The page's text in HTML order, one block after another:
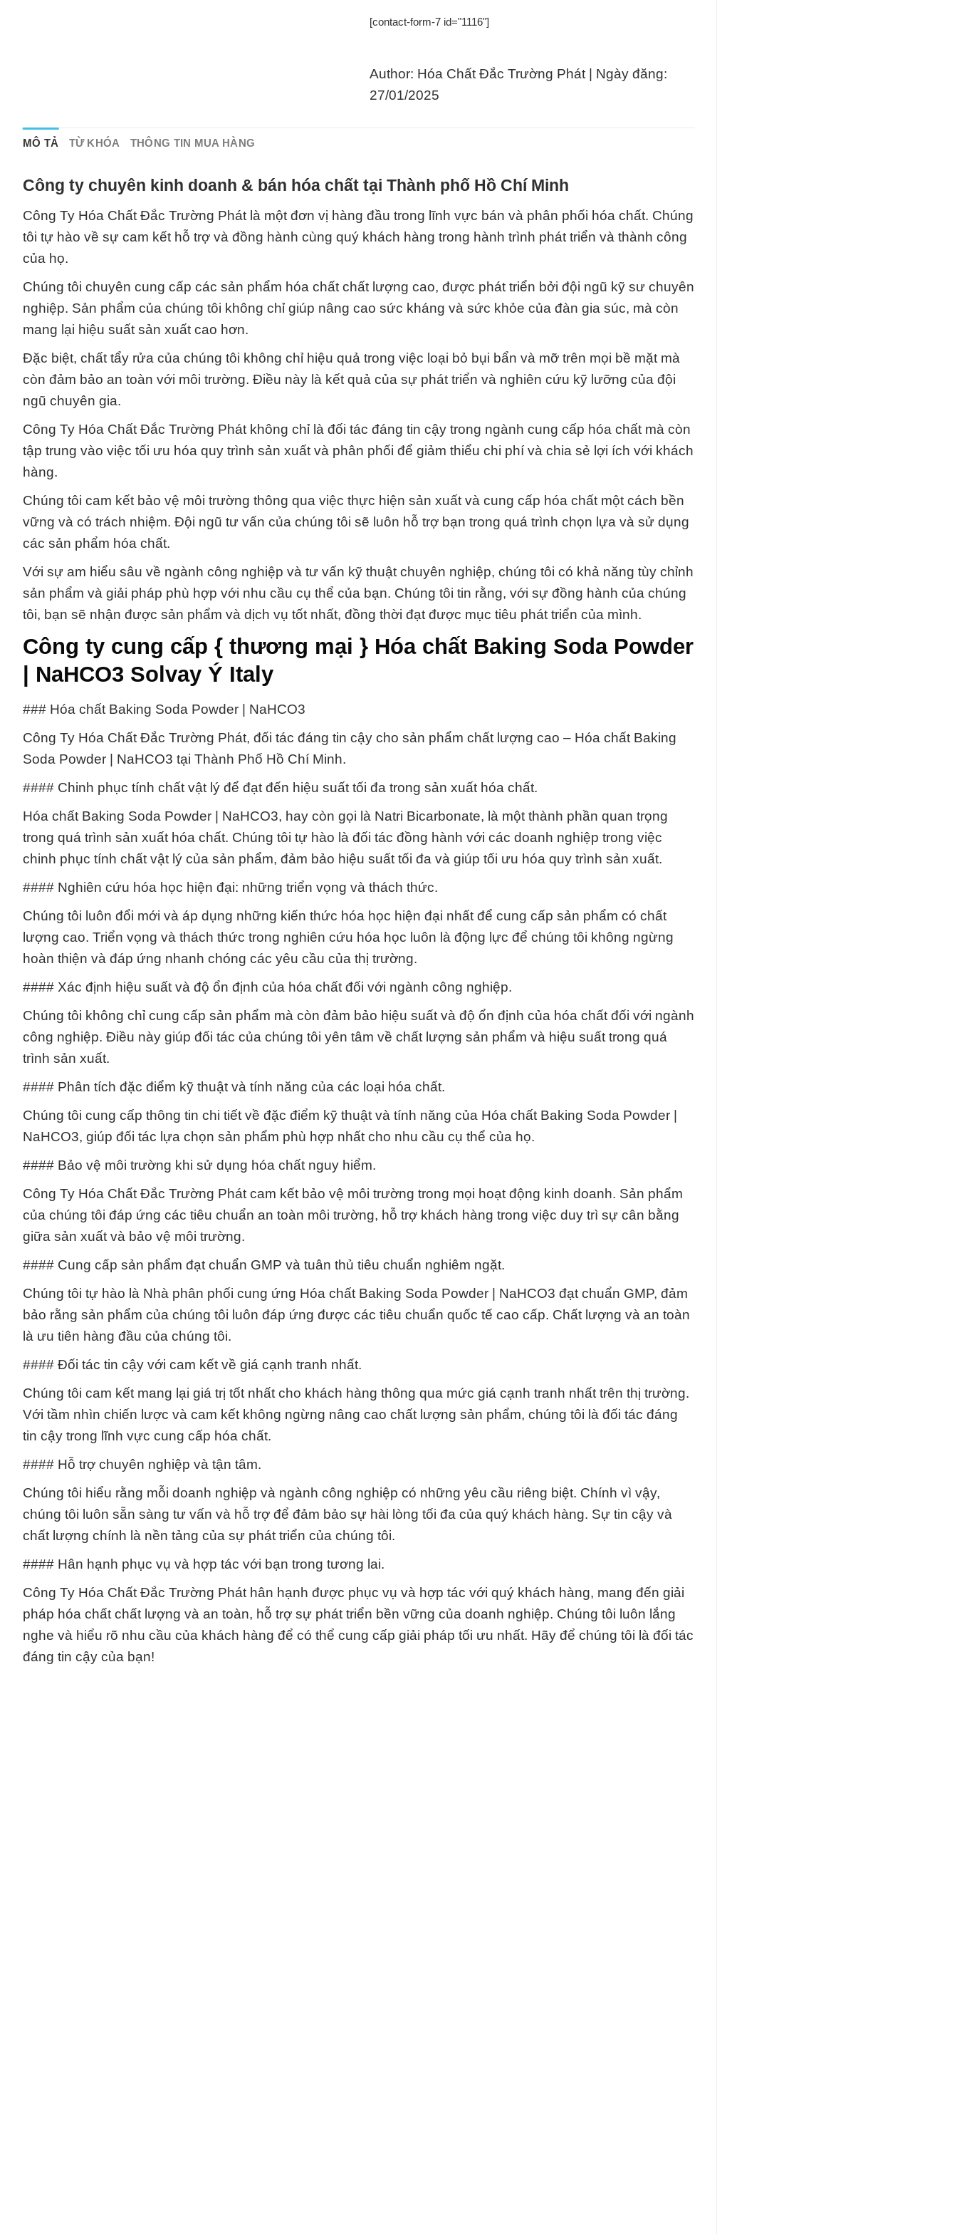
[contact-form-7 id="1116"]
Author: Hóa Chất Đắc Trường Phát | Ngày đăng:
27/01/2025
MÔ TẢ TỪ KHÓA THÔNG TIN MUA HÀNG
Công ty chuyên kinh doanh & bán hóa chất tại Thành phố Hồ Chí Minh
Công Ty Hóa Chất Đắc Trường Phát là một đơn vị hàng đầu trong lĩnh vực bán và phân phối hóa chất. Chúng
tôi tự hào về sự cam kết hỗ trợ và đồng hành cùng quý khách hàng trong hành trình phát triển và thành công
của họ.
Chúng tôi chuyên cung cấp các sản phẩm hóa chất chất lượng cao, được phát triển bởi đội ngũ kỹ sư chuyên
nghiệp. Sản phẩm của chúng tôi không chỉ giúp nâng cao sức kháng và sức khỏe của đàn gia súc, mà còn
mang lại hiệu suất sản xuất cao hơn.
Đặc biệt, chất tẩy rửa của chúng tôi không chỉ hiệu quả trong việc loại bỏ bụi bẩn và mỡ trên mọi bề mặt mà
còn đảm bảo an toàn với môi trường. Điều này là kết quả của sự phát triển và nghiên cứu kỹ lưỡng của đội
ngũ chuyên gia.
Công Ty Hóa Chất Đắc Trường Phát không chỉ là đối tác đáng tin cậy trong ngành cung cấp hóa chất mà còn
tập trung vào việc tối ưu hóa quy trình sản xuất và phân phối để giảm thiểu chi phí và chia sẻ lợi ích với khách
hàng.
Chúng tôi cam kết bảo vệ môi trường thông qua việc thực hiện sản xuất và cung cấp hóa chất một cách bền
vững và có trách nhiệm. Đội ngũ tư vấn của chúng tôi sẽ luôn hỗ trợ bạn trong quá trình chọn lựa và sử dụng
các sản phẩm hóa chất.
Với sự am hiểu sâu về ngành công nghiệp và tư vấn kỹ thuật chuyên nghiệp, chúng tôi có khả năng tùy chỉnh
sản phẩm và giải pháp phù hợp với nhu cầu cụ thể của bạn. Chúng tôi tin rằng, với sự đồng hành của chúng
tôi, bạn sẽ nhận được sản phẩm và dịch vụ tốt nhất, đồng thời đạt được mục tiêu phát triển của mình.
Công ty cung cấp { thương mại } Hóa chất Baking Soda Powder
| NaHCO3 Solvay Ý Italy
### Hóa chất Baking Soda Powder | NaHCO3
Công Ty Hóa Chất Đắc Trường Phát, đối tác đáng tin cậy cho sản phẩm chất lượng cao – Hóa chất Baking
Soda Powder | NaHCO3 tại Thành Phố Hồ Chí Minh.
#### Chinh phục tính chất vật lý để đạt đến hiệu suất tối đa trong sản xuất hóa chất.
Hóa chất Baking Soda Powder | NaHCO3, hay còn gọi là Natri Bicarbonate, là một thành phần quan trọng
trong quá trình sản xuất hóa chất. Chúng tôi tự hào là đối tác đồng hành với các doanh nghiệp trong việc
chinh phục tính chất vật lý của sản phẩm, đảm bảo hiệu suất tối đa và giúp tối ưu hóa quy trình sản xuất.
#### Nghiên cứu hóa học hiện đại: những triển vọng và thách thức.
Chúng tôi luôn đổi mới và áp dụng những kiến thức hóa học hiện đại nhất để cung cấp sản phẩm có chất
lượng cao. Triển vọng và thách thức trong nghiên cứu hóa học luôn là động lực để chúng tôi không ngừng
hoàn thiện và đáp ứng nhanh chóng các yêu cầu của thị trường.
#### Xác định hiệu suất và độ ổn định của hóa chất đối với ngành công nghiệp.
Chúng tôi không chỉ cung cấp sản phẩm mà còn đảm bảo hiệu suất và độ ổn định của hóa chất đối với ngành
công nghiệp. Điều này giúp đối tác của chúng tôi yên tâm về chất lượng sản phẩm và hiệu suất trong quá
trình sản xuất.
#### Phân tích đặc điểm kỹ thuật và tính năng của các loại hóa chất.
Chúng tôi cung cấp thông tin chi tiết về đặc điểm kỹ thuật và tính năng của Hóa chất Baking Soda Powder |
NaHCO3, giúp đối tác lựa chọn sản phẩm phù hợp nhất cho nhu cầu cụ thể của họ.
#### Bảo vệ môi trường khi sử dụng hóa chất nguy hiểm.
Công Ty Hóa Chất Đắc Trường Phát cam kết bảo vệ môi trường trong mọi hoạt động kinh doanh. Sản phẩm
của chúng tôi đáp ứng các tiêu chuẩn an toàn môi trường, hỗ trợ khách hàng trong việc duy trì sự cân bằng
giữa sản xuất và bảo vệ môi trường.
#### Cung cấp sản phẩm đạt chuẩn GMP và tuân thủ tiêu chuẩn nghiêm ngặt.
Chúng tôi tự hào là Nhà phân phối cung ứng Hóa chất Baking Soda Powder | NaHCO3 đạt chuẩn GMP, đảm
bảo rằng sản phẩm của chúng tôi luôn đáp ứng được các tiêu chuẩn quốc tế cao cấp. Chất lượng và an toàn
là ưu tiên hàng đầu của chúng tôi.
#### Đối tác tin cậy với cam kết về giá cạnh tranh nhất.
Chúng tôi cam kết mang lại giá trị tốt nhất cho khách hàng thông qua mức giá cạnh tranh nhất trên thị trường.
Với tầm nhìn chiến lược và cam kết không ngừng nâng cao chất lượng sản phẩm, chúng tôi là đối tác đáng
tin cậy trong lĩnh vực cung cấp hóa chất.
#### Hỗ trợ chuyên nghiệp và tận tâm.
Chúng tôi hiểu rằng mỗi doanh nghiệp và ngành công nghiệp có những yêu cầu riêng biệt. Chính vì vậy,
chúng tôi luôn sẵn sàng tư vấn và hỗ trợ để đảm bảo sự hài lòng tối đa của quý khách hàng. Sự tin cậy và
chất lượng chính là nền tảng của sự phát triển của chúng tôi.
#### Hân hạnh phục vụ và hợp tác với bạn trong tương lai.
Công Ty Hóa Chất Đắc Trường Phát hân hạnh được phục vụ và hợp tác với quý khách hàng, mang đến giải
pháp hóa chất chất lượng và an toàn, hỗ trợ sự phát triển bền vững của doanh nghiệp. Chúng tôi luôn lắng
nghe và hiểu rõ nhu cầu của khách hàng để có thể cung cấp giải pháp tối ưu nhất. Hãy để chúng tôi là đối tác
đáng tin cậy của bạn!